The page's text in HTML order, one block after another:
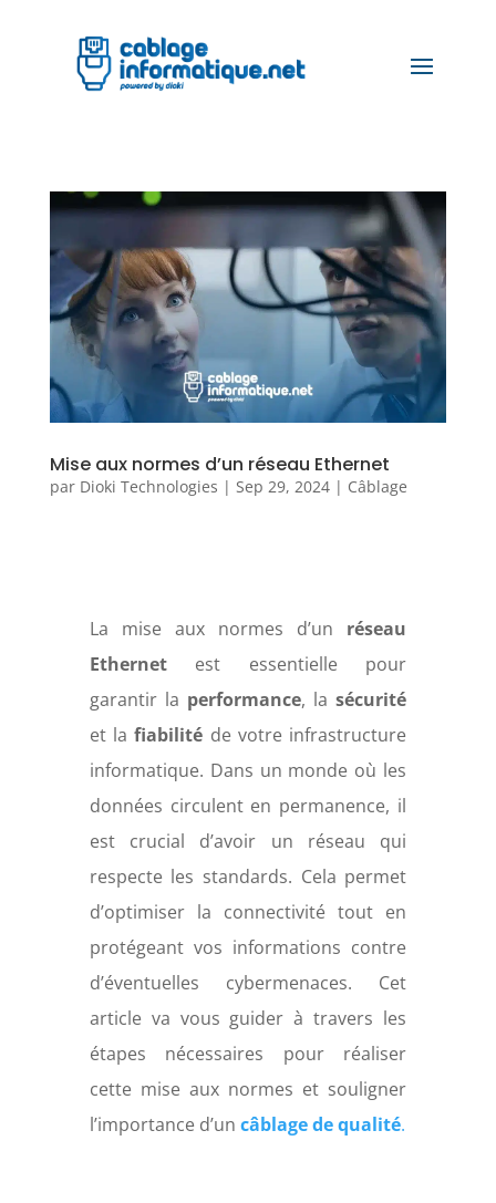
Mise aux normes d’un réseau Ethernet
par Dioki Technologies | Sep 29, 2024| Câblage
La mise aux normes d’un réseau
Ethernetest essentielle pour
garantir la performance, lasécurité
et lafiabilité de votre infrastructure
informatique. Dans un monde où les
données circulent en permanence, il
est crucial d’avoir un réseau qui
respecte les standards. Cela permet
d’optimiser la connectivité tout en
protégeant vos informations contre
d’éventuelles cybermenaces. Cet
article va vous guider à travers les
étapes nécessaires pour réaliser
cette mise aux normes et souligner
l’importance d’un câblage de qualité.